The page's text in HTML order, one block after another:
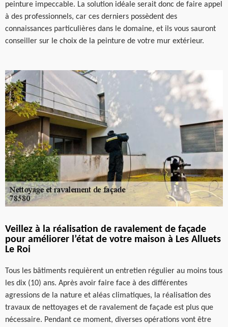
peinture impeccable. La solution idéale serait donc de faire appel
à des professionnels, car ces derniers possèdent des
connaissances particulières dans le domaine, et ils vous sauront
conseiller sur le choix de la peinture de votre mur extérieur.
Veillez à la réalisation de ravalement de façade
pour améliorer l’état de votre maison à Les Alluets
Le Roi
Tous les bâtiments requièrent un entretien régulier au moins tous
les dix (10) ans. Après avoir faire face à des différentes
agressions de la nature et aléas climatiques, la réalisation des
travaux de nettoyages et de ravalement de façade est plus que
nécessaire. Pendant ce moment, diverses opérations vont être